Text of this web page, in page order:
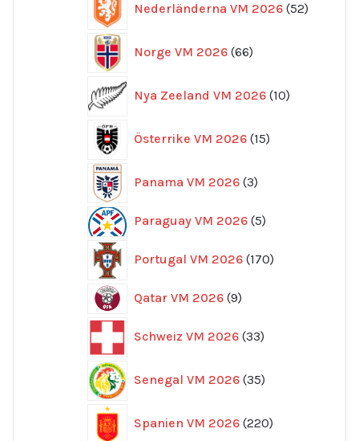
Nederländerna VM 2026 52
Norge VM 2026 66
produkter
Nya Zeeland VM 2026 10
produkter
Österrike VM 2026 15
produkter
Panama VM 2026 3
produkter
Paraguay VM 2026 55
Portugal VM 2026 170
produkter
Qatar VM 2026 99
Schweiz VM 2026 33
produkter
Senegal VM 2026 35
produkter
Spanien VM 2026 220
produkter